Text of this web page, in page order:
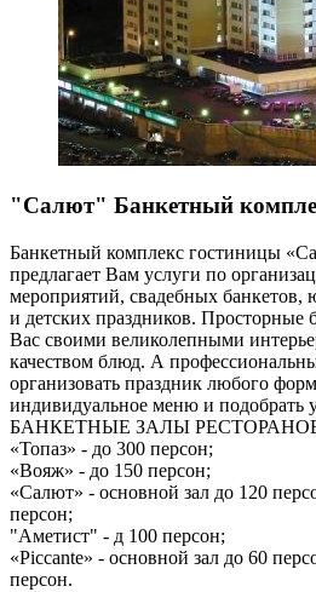
"Салют" Банкетный
Банкетный комплекс гостиницы
предлагает Вам услуги по
мероприятий, свадебных банкетов,
и детских праздников. Просторные
Вас своими великолепными
качеством блюд. А
организовать праздник любого
индивидуальное меню и подобрать
БАНКЕТНЫЕ ЗАЛЫ
«Топаз» - до 300 персон;
«Вояж» - до 150 персон;
«Салют» - основной зал до 120
персон;
"Аметист" - д 100 персон;
«Piccante» - основной зал до 60
персон.